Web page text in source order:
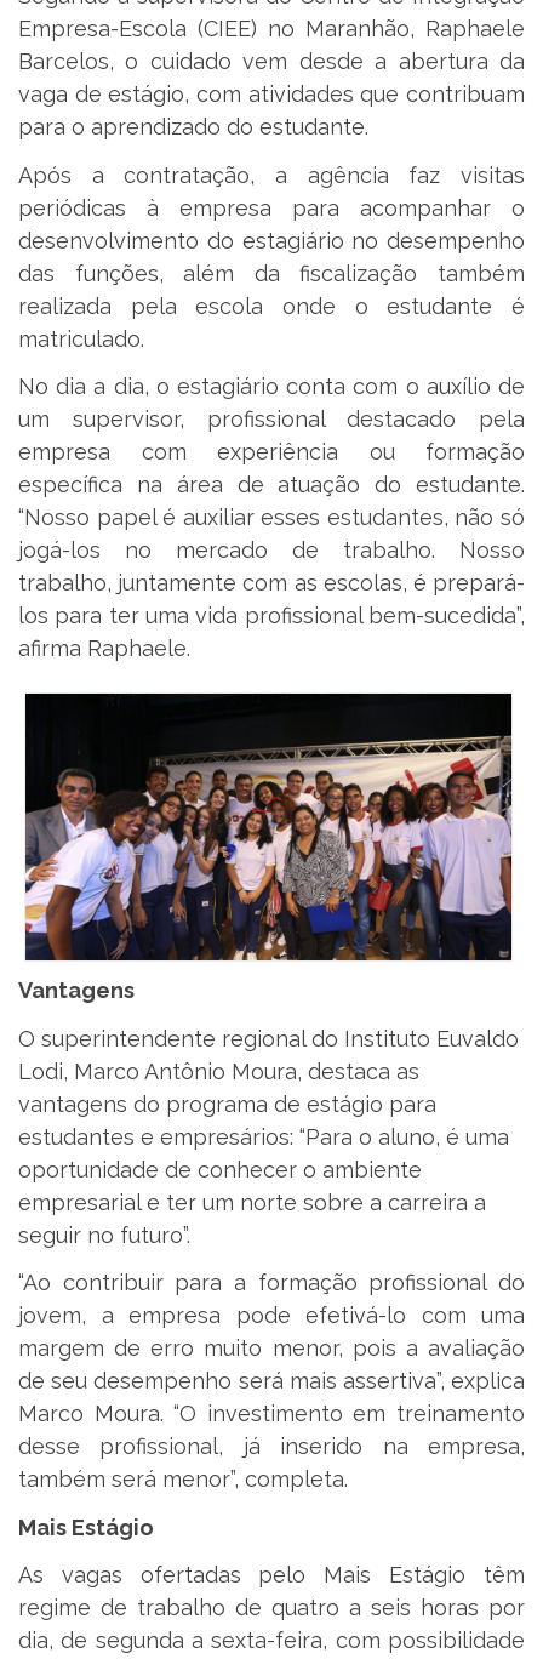
Empresa-Escola (CIEE) no Maranhão, Raphaele
Barcelos, o cuidado vem desde a abertura da
vaga de estágio, com atividades que contribuam
para o aprendizado do estudante.
Após a contratação, a agência faz visitas
periódicas à empresa para acompanhar o
desenvolvimento do estagiário no desempenho
das funções, além da fiscalização também
realizada pela escola onde o estudante é
matriculado.
No dia a dia, o estagiário conta com o auxílio de
um supervisor, profissional destacado pela
empresa com experiência ou formação
específica na área de atuação do estudante.
“Nosso papel é auxiliar esses estudantes, não só
jogá-los no mercado de trabalho. Nosso
trabalho, juntamente com as escolas, é prepará-
los para ter uma vida profissional bem-sucedida”,
afirma Raphaele.
Vantagens
O superintendente regional do Instituto Euvaldo
Lodi, Marco Antônio Moura, destaca as
vantagens do programa de estágio para
estudantes e empresários: “Para o aluno, é uma
oportunidade de conhecer o ambiente
empresarial e ter um norte sobre a carreira a
seguir no futuro”.
“Ao contribuir para a formação profissional do
jovem, a empresa pode efetivá-lo com uma
margem de erro muito menor, pois a avaliação
de seu desempenho será mais assertiva”, explica
Marco Moura. “O investimento em treinamento
desse profissional, já inserido na empresa,
também será menor”, completa.
Mais Estágio
As vagas ofertadas pelo Mais Estágio têm
regime de trabalho de quatro a seis horas por
dia, de segunda a sexta-feira, com possibilidade